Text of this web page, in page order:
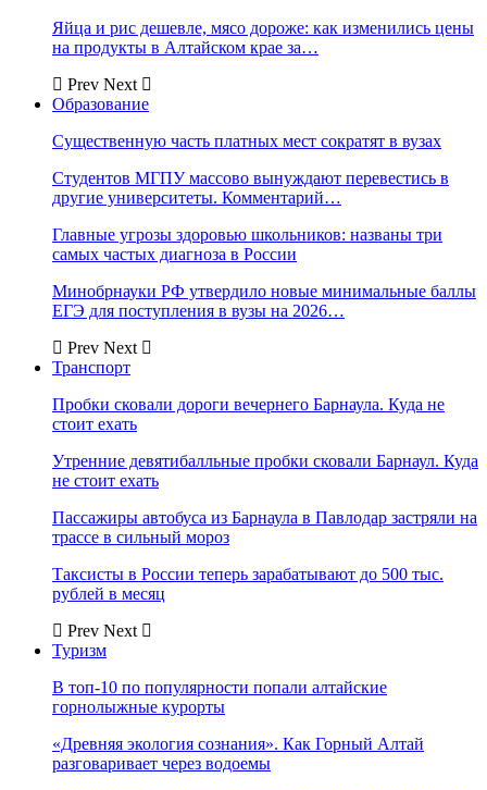
Яйца и рис дешевле, мясо дороже: как изменились цены
на продукты в Алтайском крае за…
Prev Next
Образование
Существенную часть платных мест сократят в вузах
Студентов МГПУ массово вынуждают перевестись в
другие университеты. Комментарий…
Главные угрозы здоровью школьников: названы три
самых частых диагноза в России
Минобрнауки РФ утвердило новые минимальные баллы
ЕГЭ для поступления в вузы на 2026…
Prev Next
Транспорт
Пробки сковали дороги вечернего Барнаула. Куда не
стоит ехать
Утренние девятибалльные пробки сковали Барнаул. Куда
не стоит ехать
Пассажиры автобуса из Барнаула в Павлодар застряли на
трассе в сильный мороз
Таксисты в России теперь зарабатывают до 500 тыс.
рублей в месяц
Prev Next
Туризм
В топ-10 по популярности попали алтайские
горнолыжные курорты
«Древняя экология сознания». Как Горный Алтай
разговаривает через водоемы